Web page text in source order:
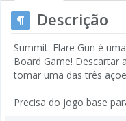
Descrição
Summit: Flare Gun é
Board Game! Descartar
tomar uma das três
Precisa do jogo base